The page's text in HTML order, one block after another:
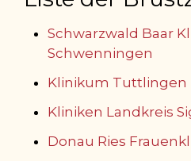
Schwarzwald Baar
Schwenningen
Klinikum Tuttlingen
Kliniken Landkreis
Donau Ries